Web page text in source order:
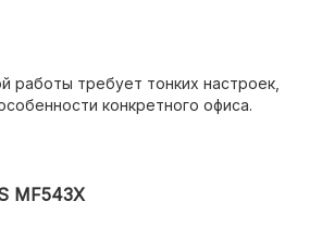
– до 300000 страниц/месяц;
крупными иконками.
работы требует тонких настроек,
конкретного офиса.
MF543X